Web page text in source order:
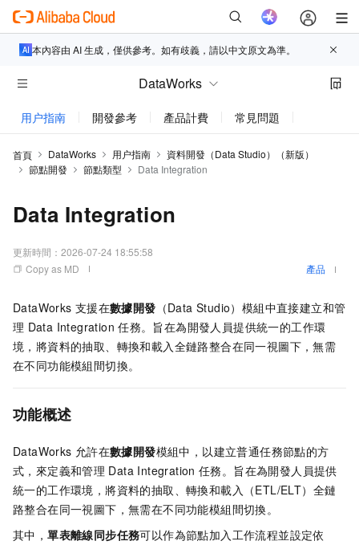
本內容由 AI 生成，僅供參考。如有歧義，請以中文原文為準。
DataWorks
用户指南 開發參考 產品計費 常見問題
首頁 DataWorks 用户指南
資料開發（Data Studio）（新版）
節點開發
節點類型 Data Integration
Data Integration
更新時間： 2026-07-24 18:55:58
Copy as MD
產品
DataWorks 支援在數據開發 （Data Studio）模組中直接建立和管
理 Data Integration 任務。旨在為開發人員提供統一的工作環
境，將資料的抽取、轉換和載入全鏈路整合在同一視圖下，無需
在不同功能模組間切換。
功能概述
DataWorks 允許在數據開發模組中，以建立普通任務節點的方
式，來定義和管理 Data Integration 任務。旨在為開發人員提供
統一的工作環境，將資料的抽取、轉換和載入（ETL/ELT）全鏈
路整合在同一視圖下，無需在不同功能模組間切換。
其中，單表離線同步任務可以作為節點加入工作流程並設定依